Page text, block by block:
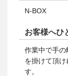
N-BOX
お客様へひ
作業中で手
を掛けて頂
す。